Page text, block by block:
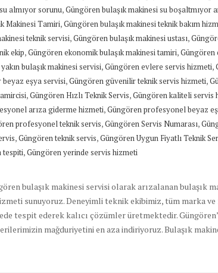
almıyor sorunu,Güngören bulaşık makinesi su boşaltmıyor
Makinesi Tamiri,Güngören bulaşık makinesi teknik bakım
teknik servisi,Güngören bulaşık makinesi ustası,
ekip,Güngören ekonomik bulaşık makinesi tamiri,Güngören
bulaşık makinesi servisi,Güngören evlere servis hizmeti,
eşya servisi,Güngören güvenilir teknik servis hizmeti,
,Güngören Hızlı Teknik Servis,Güngören kaliteli servis
arıza giderme hizmeti,Güngören profesyonel beyaz
profesyonel teknik servis,Güngören Servis Numarası,
,Güngören teknik servis,Güngören Uygun Fiyatlı Teknik
tespiti,Güngören yerinde servis hizmeti
bulaşık makinesi servisi olarak arızalanan bulaşık
sunuyoruz. Deneyimli teknik ekibimiz, tüm marka ve
tespit ederek kalıcı çözümler üretmektedir.
mağduriyetini en aza indiriyoruz. Bulaşık